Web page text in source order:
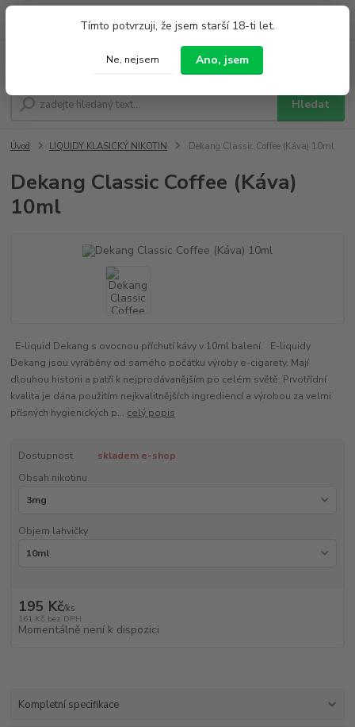
Tímto potvrzuji, že jsem starší 18-ti let.
Ne, nejsem Ano, jsem
Hledat
Po - Pá 9:00 - 19:00 So 9:00 - 14:00
Úvod LIQUIDY KLASICKÝ NIKOTIN Dekang Classic Coffee (Káva) 10ml
Dekang Classic Coffee (Káva)
10ml
E-liquid Dekang s ovocnou příchutí kávy v 10ml balení. E-liquidy
Dekang jsou vyráběny od samého počátku výroby e-cigarety. Mají
dlouhou historii a patří k nejprodávanějším po celém světě. Prvotřídní
kvalita je dána použitím nejkvalitnějších ingrediencí a výrobou za velmi
přísných hygienických p... celý popis
Dostupnost
skladem e-shop
Obsah nikotinu
Objem lahvičky
195 Kč/ks
161 Kč bez DPH
Momentálně není k dispozici
Kompletní specifikace